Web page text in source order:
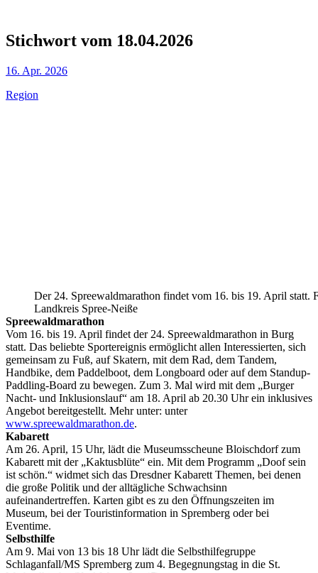
Stichwort vom 18.04.2026
16. Apr. 2026
Region
Der 24. Spreewaldmarathon findet vom 16. bis 19. April statt.
Landkreis Spree-Neiße
Spreewaldmarathon
Vom 16. bis 19. April findet der 24. Spreewaldmarathon in Burg
statt. Das beliebte Sportereignis ermöglicht allen Interessierten, sich
gemeinsam zu Fuß, auf Skatern, mit dem Rad, dem Tandem,
Handbike, dem Paddelboot, dem Longboard oder auf dem Standup-
Paddling-Board zu bewegen. Zum 3. Mal wird mit dem „Burger
Nacht- und Inklusionslauf“ am 18. April ab 20.30 Uhr ein inklusives
Angebot bereitgestellt. Mehr unter: unter
www.spreewaldmarathon.de.
Kabarett
Am 26. April, 15 Uhr, lädt die Museumsscheune Bloischdorf zum
Kabarett mit der „Kaktusblüte“ ein. Mit dem Programm „Doof sein
ist schön.“ widmet sich das Dresdner Kabarett Themen, bei denen
die große Politik und der alltägliche Schwachsinn
aufeinandertreffen. Karten gibt es zu den Öffnungszeiten im
Museum, bei der Touristinformation in Spremberg oder bei
Eventime.
Selbsthilfe
Am 9. Mai von 13 bis 18 Uhr lädt die Selbsthilfegruppe
Schlaganfall/MS Spremberg zum 4. Begegnungstag in die St.